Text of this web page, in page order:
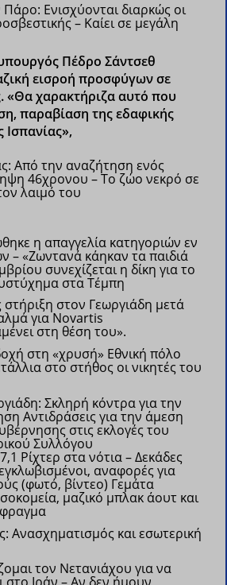
Ενισχύονται διαρκώς οι
– Καίει σε μεγάλη
Πέδρο Σάντσεθ
εισροή προσφύγων σε
«Θα χαρακτήριζα αυτό που
παραβίαση της εδαφικής
Ισπανίας»,
Από την αναζήτηση ενός
46χρονου – Το ζώο νεκρό σε
λαιμό του
η απαγγελία κατηγοριών εν
– «Ζωντανά κάηκαν τα παιδιά
συνεχίζεται η δίκη για το
στα Τέμπη
στον Γεωργιάδη μετά
για Novartis
στη θέση του».
στη «χρυσή» Εθνική πόλο
στο στήθος οι νικητές του
Σκληρή κόντρα για την
Αντιδράσεις για την άμεση
στις εκλογές του
Συλλόγου
Ρίχτερ στα νότια – Δεκάδες
αναφορές για
(φωτό, βίντεο) Γεμάτα
μαζικό μπλακ άουτ και
Ανασχηματισμός και εσωτερική
τον Νετανιάχου για να